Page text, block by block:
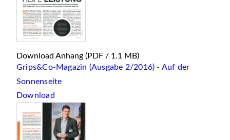
Download Anhang (PDF / 1.1 MB)
Grips&Co-Magazin (Ausgabe 2/2016) - Auf der
Sonnenseite
Download